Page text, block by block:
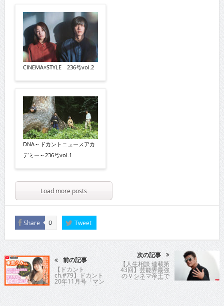
CINEMA×STYLE 236号vol.2
DNA～ドカントニュースアカ
デミー～236号vol.1
Load more posts
Share 0 Tweet
前の記事
【ドカント
ch.#79】ドカント
20年11月号「マン
スリーカバーガー
ルVOL.218」東雲
うみさんの動画第
次の記事
【人生相談 連載第
43回】芸能界最強
のＶシネマ帝王で
ある俳優の小沢仁
志氏が時に優し
く、時に厳しく歯
切れよく人生指